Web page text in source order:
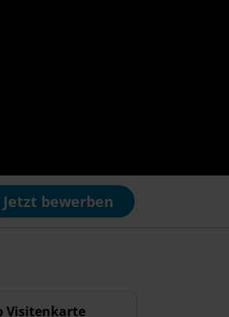
Jetzt bewerben
Visitenkarte